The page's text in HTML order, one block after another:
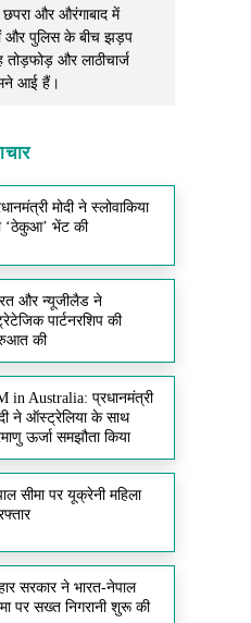
छपरा और औरंगाबाद में
और पुलिस के बीच झड़प
और लाठीचार्ज
आई हैं।
मोदी ने स्लोवाकिया
‘ठेकुआ’ भेंट की
और न्यूजीलैड ने
पार्टनरशिप की
की
in Australia: प्रधानमंत्री
ने ऑस्ट्रेलिया के साथ
ऊर्जा समझौता किया
सीमा पर यूक्रेनी महिला
सरकार ने भारत-नेपाल
पर सख्त निगरानी शुरू की